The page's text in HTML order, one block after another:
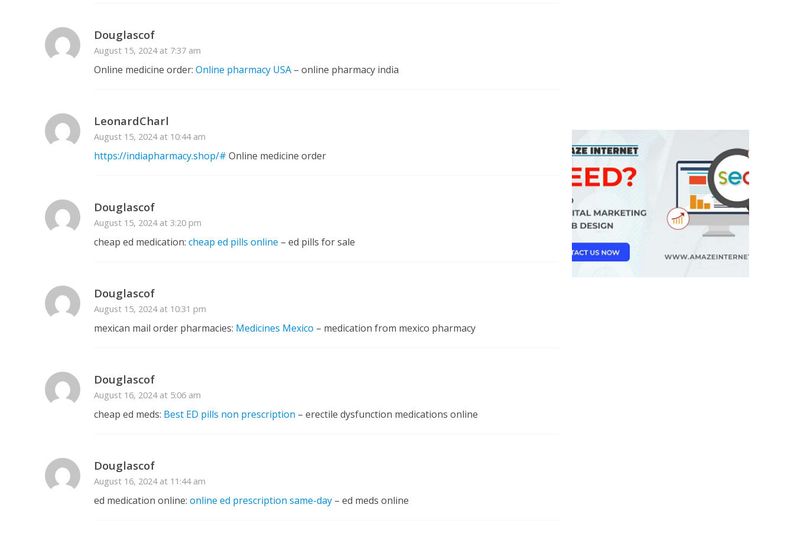
Douglascof
August 15, 2024 at 7:37 am
Online medicine order: Online pharmacy USA– online pharmacy india
LeonardCharl
August 15, 2024 at 10:44 am
https://indiapharmacy.shop/# Online medicine order
Douglascof
August 15, 2024 at 3:20 pm
cheap ed medication: cheap ed pills online – ed pills for sale
Douglascof
August 15, 2024 at 10:31 pm
mexican mail order pharmacies: Medicines Mexico – medication from mexico pharmacy
Douglascof
August 16, 2024 at 5:06 am
cheap ed meds: Best ED pills non prescription – erectile dysfunction medications online
Douglascof
August 16, 2024 at 11:44 am
ed medication online: online ed prescription same-day– ed meds online